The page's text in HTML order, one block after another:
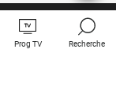
Prog TV Recherche